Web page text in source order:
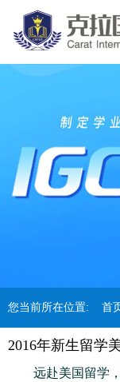
您当前所在位置: 首
2016年新生留学
远赴美国留学，